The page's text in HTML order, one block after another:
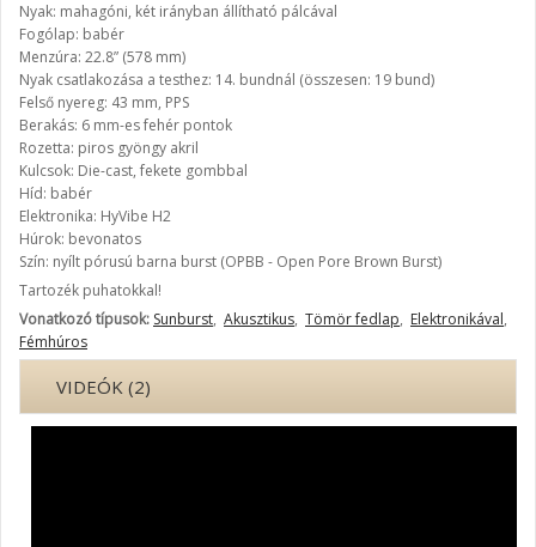
Nyak: mahagóni, két irányban állítható pálcával
Fogólap: babér
Menzúra: 22.8” (578 mm)
Nyak csatlakozása a testhez: 14. bundnál (összesen: 19 bund)
Felső nyereg: 43 mm, PPS
Berakás: 6 mm-es fehér pontok
Rozetta: piros gyöngy akril
Kulcsok: Die-cast, fekete gombbal
Híd: babér
Elektronika: HyVibe H2
Húrok: bevonatos
Szín: nyílt pórusú barna burst (OPBB - Open Pore Brown Burst)
Tartozék puhatokkal!
Vonatkozó típusok: Sunburst, Akusztikus, Tömör fedlap, Elektronikával,
Fémhúros
VIDEÓK (2)